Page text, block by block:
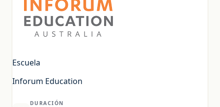
Escuela
Inforum Education
DURACIÓN